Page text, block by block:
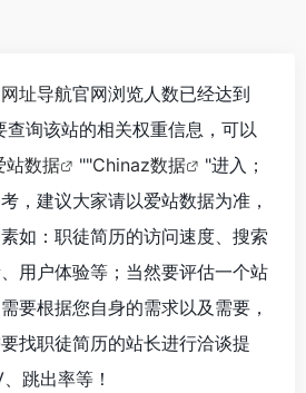
址导航官网浏览人数已经达到
询该站的相关权重信息，可以
站数据 ""Chinaz数据
"进入；
，建议大家请以爱站数据为准，
如：职徒简历的访问速度、搜索
用户体验等；当然要评估一个站
要根据您自身的需求以及需要，
找职徒简历的站长进行洽谈提
跳出率等！